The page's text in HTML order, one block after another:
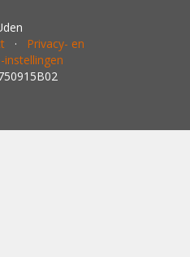
· Privacy- en
instellingen